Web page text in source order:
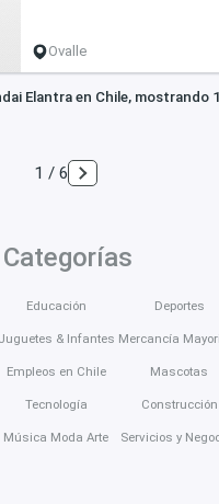
Ovalle
Elantra en Chile, mostrando
1 / 6
Categorías
Educación
Juguetes & Infantes
Empleos en Chile
Tecnología
Música Moda Arte
Deportes
Mercancía
Mascotas
Construcción
Servicios y